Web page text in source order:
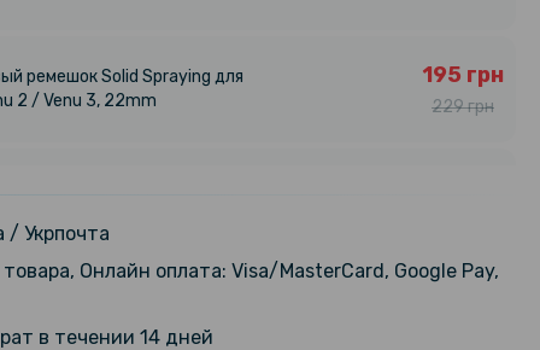
ремешок Solid Spraying для
2 / Venu 3, 22mm
195 грн
229 грн
Armor для Garmin Venu 8
на экран
/ Укрпочта
Онлайн оплата: Visa/MasterCard, Google Pay,
в течении 14 дней